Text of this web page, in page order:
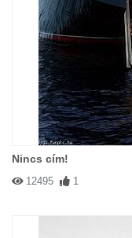
Nincs cím!
12495 1